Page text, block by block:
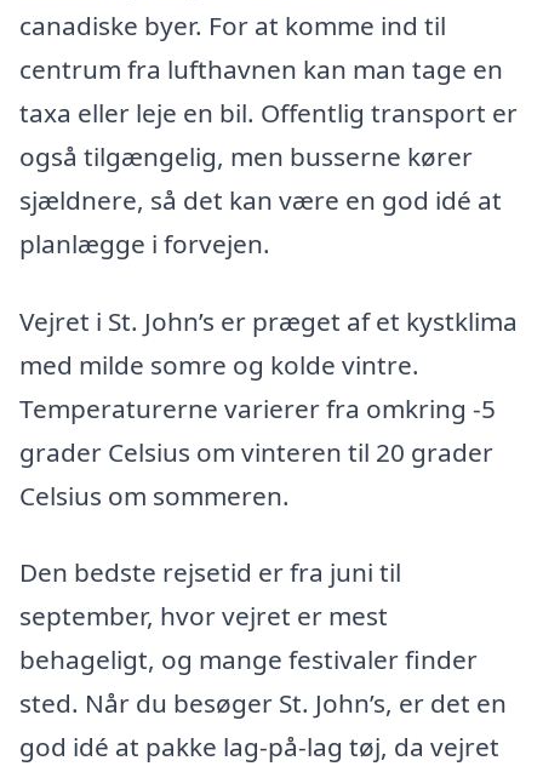
canadiske byer. For at komme ind til
centrum fra lufthavnen kan man tage en
taxa eller leje en bil. Offentlig transport er
også tilgængelig, men busserne kører
sjældnere, så det kan være en god idé at
planlægge i forvejen.
Vejret i St. John’s er præget af et kystklima
med milde somre og kolde vintre.
Temperaturerne varierer fra omkring -5
grader Celsius om vinteren til 20 grader
Celsius om sommeren.
Den bedste rejsetid er fra juni til
september, hvor vejret er mest
behageligt, og mange festivaler finder
sted. Når du besøger St. John’s, er det en
god idé at pakke lag-på-lag tøj, da vejret